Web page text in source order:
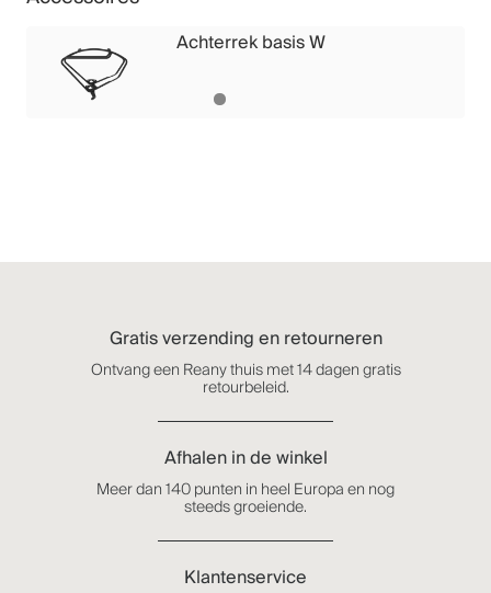
Achterrek basis W
Gratis verzending en retourneren
Ontvang een Reany thuis met 14 dagen gratis
retourbeleid.
Afhalen in de winkel
Meer dan 140 punten in heel Europa en nog
steeds groeiende.
Klantenservice